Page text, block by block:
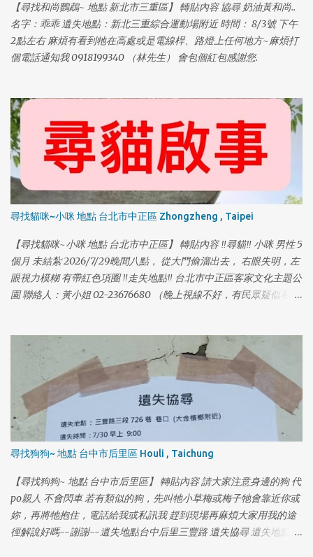
【尋找和尚鸚鵡~ 地點 新北市三重區】 轉貼內容 協尋 奶油黃和尚..
名字：乖乖 遺失地點：新北三重綜合運動場附近 時間： 8/3號 下午
2點左右 麻煩有看到牠在高處或是電線桿、路燈上任何地方~麻煩打
個電話通知我 0918199340 （林先生） 會包個紅包感謝您.
尋找貓咪~小咪 地點 台北市中正區 Zhongzheng , Taipei
【尋找貓咪~小咪 地點 台北市中正區】 轉貼內容 ‼️尋貓‼️ 小咪 男性 5
個月 未結紮 2026/7/29晚間八點， 從大門偷溜出去， 右眼失明，左
眼視力模糊 有帶紅色項圈 ‼️走失地點‼️ 台北市中正區客家文化主題公
園 聯絡人：黃小姐 02-23676680 （晚上視線不好，有民眾疑似看到
尋找狗狗~ 地點 台中市后里區 Houli , Taichung
【尋找狗狗~ 地點 台中市后里區】 轉貼內容 請大家注意身邊的狗 代
po親人 不會閃車 若有類似的狗，先叫牠小草梅或梅子牠會靠近你或
妳，再將牠抱住，電話給我或私訊我 趕到現場再麻煩大家用我的途
徑解說好嗎--謝謝--遺失地點台中后里三豐路 遺失協尋 遺失地點：